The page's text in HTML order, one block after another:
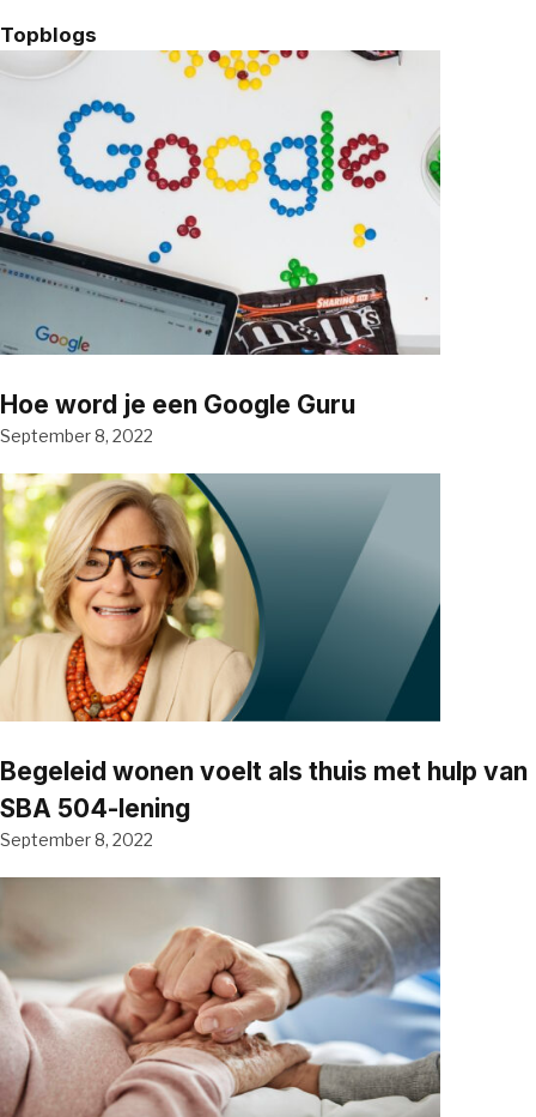
Topblogs
Hoe word je een Google Guru
September 8, 2022
Begeleid wonen voelt als thuis met hulp van
SBA 504-lening
September 8, 2022